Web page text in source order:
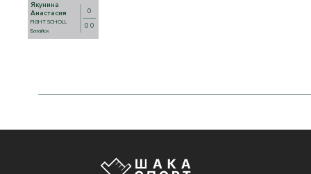
Якунина
Анастасия
FIGHT SCHOLL
Батайск
0
0 0